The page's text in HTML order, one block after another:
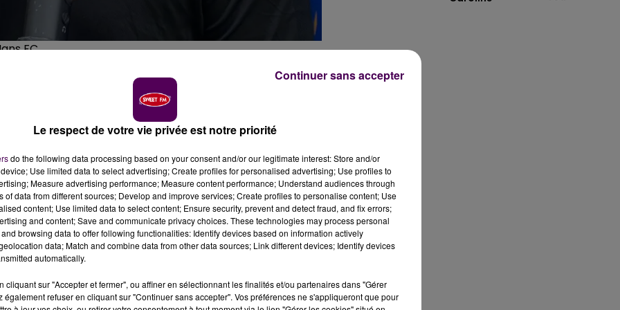
FC
sera l'adjoint de Cris pour la saison 2021-2022. Il nous
en 2004 à Gerland, mais seul l’un des deux s’en
le duo d’entraîneurs du Mans FC."Il venait d’arriver en
l’un de l’autre car en tant que défenseurs nous
dommage, parce qu’on aurait pu se fritter, cela aurait
Le respect de votre vie privée est notre priorité
do the following data processing based on your consent and/or our legitimate interest: Store and/or
Use limited data to select advertising; Create profiles for personalised advertising; Use profiles to
Measure advertising performance; Measure content performance; Understand audiences through
of data from different sources; Develop and improve services; Create profiles to personalise content; Use
content; Use limited data to select content; Ensure security, prevent and detect fraud, and fix errors;
and content; Save and communicate privacy choices. These technologies may process personal
browsing data to offer following functionalities: Identify devices based on information actively
data; Match and combine data from other data sources; Link different devices; Identify devices
automatically.
cliquant sur "Accepter et fermer", ou affiner en sélectionnant les finalités et/ou partenaires dans "Gérer
également refuser en cliquant sur "Continuer sans accepter". Vos préférences ne s'appliqueront que pour
Continuer sans accepter